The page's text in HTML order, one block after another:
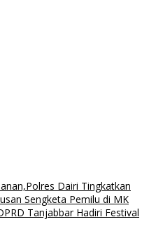
Dairi Tingkatkan
Sengketa Pemilu di MK
Tanjabbar Hadiri Festival